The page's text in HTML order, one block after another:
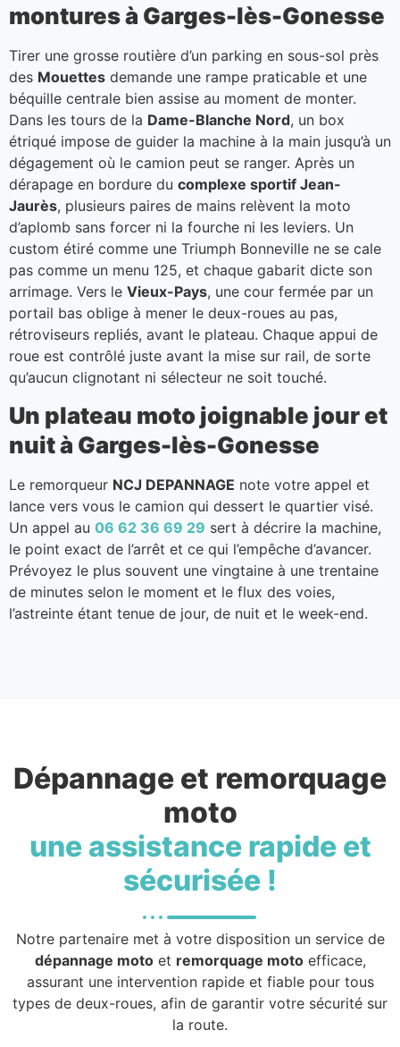
montures à Garges-lès-Gonesse
Tirer une grosse routière d’un parking en sous-sol près
des Mouettes demande une rampe praticable et une
béquille centrale bien assise au moment de monter.
Dans les tours de la Dame-Blanche Nord, un box
étriqué impose de guider la machine à la main jusqu’à un
dégagement où le camion peut se ranger. Après un
dérapage en bordure du complexe sportif Jean-
Jaurès, plusieurs paires de mains relèvent la moto
d’aplomb sans forcer ni la fourche ni les leviers. Un
custom étiré comme une Triumph Bonneville ne se cale
pas comme un menu 125, et chaque gabarit dicte son
arrimage. Vers le Vieux-Pays, une cour fermée par un
portail bas oblige à mener le deux-roues au pas,
rétroviseurs repliés, avant le plateau. Chaque appui de
roue est contrôlé juste avant la mise sur rail, de sorte
qu’aucun clignotant ni sélecteur ne soit touché.
Un plateau moto joignable jour et
nuit à Garges-lès-Gonesse
Le remorqueur NCJ DEPANNAGE note votre appel et
lance vers vous le camion qui dessert le quartier visé.
Un appel au 06 62 36 69 29 sert à décrire la machine,
le point exact de l’arrêt et ce qui l’empêche d’avancer.
Prévoyez le plus souvent une vingtaine à une trentaine
de minutes selon le moment et le flux des voies,
l’astreinte étant tenue de jour, de nuit et le week-end.
Dépannage et remorquage
moto
une assistance rapide et
sécurisée !
Notre partenaire met à votre disposition un service de
dépannage motoet remorquage motoefficace,
assurant une intervention rapide et fiable pour tous
types de deux-roues, afin de garantir votre sécurité sur
la route.